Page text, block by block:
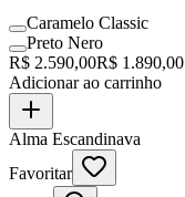
Caramelo Classic
Preto Nero
R$ 2.590,00R$ 1.890,00
Adicionar ao carrinho
Alma Escandinava
Favoritar